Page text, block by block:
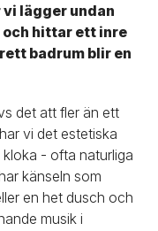
lägger undan
och hittar ett inre
badrum blir en
det att fler än ett
vi det estetiska
- ofta naturliga
känseln som
en het dusch och
musik i